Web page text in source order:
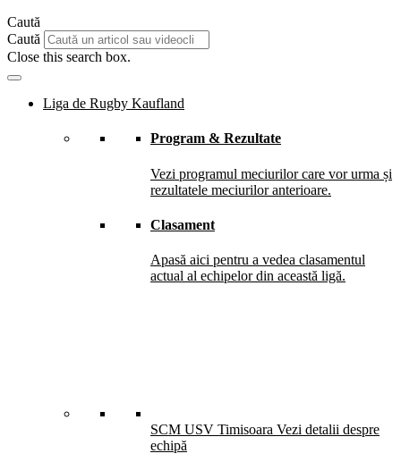
Caută
Caută
Close this search box.
Liga de Rugby Kaufland
Program & Rezultate
Vezi programul meciurilor care vor urma și
rezultatele meciurilor anterioare.
Clasament
Apasă aici pentru a vedea clasamentul
actual al echipelor din această ligă.
SCM USV Timisoara Vezi detalii despre
echipă